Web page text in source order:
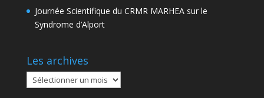
Journée Scientifique du CRMR MARHEA sur le
Syndrome d’Alport
Les archives
Les
archives